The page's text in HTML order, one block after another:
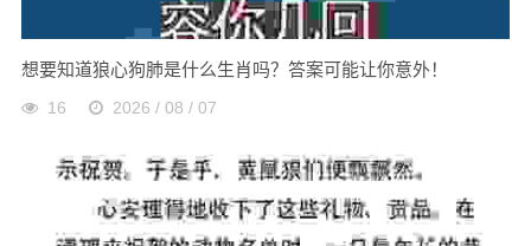
想要知道狼心狗肺是什么生肖吗？答案可能让你意外！
16 2026 / 08 / 07